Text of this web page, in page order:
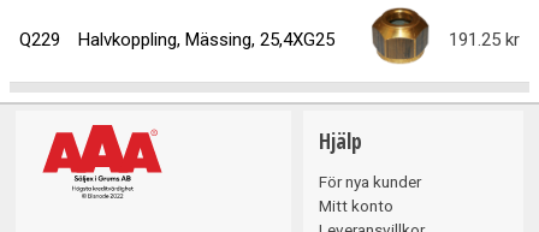
Q229 Halvkoppling, Mässing, 25,4XG25 191.25
Hjälp
För nya kunder
Mitt konto